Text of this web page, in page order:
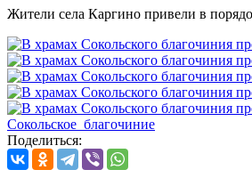
Жители села Каргино привели в
Сокольское_благочиние
Поделиться: